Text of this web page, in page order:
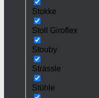
Stokke
Stoll Giroflex
Stouby
Strässle
Stühle